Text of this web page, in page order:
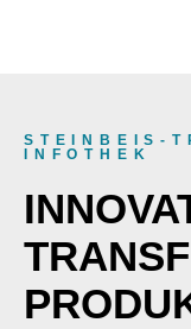
STEINBEIS-
INFOTHEK